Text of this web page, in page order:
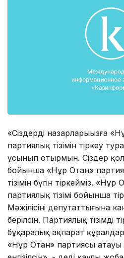
«Сіздердің назарларыңызға
партиялық тізімін тіркеу
ұсынып отырмын. Сіздер
бойынша «Нұр Отан»
тізімін бүгін тіркейміз.
партиялық тізімі бойынша
Мәжілісінің депутаттығына
берілсін. Партиялық тізімді
бұқаралық ақпарат
«Нұр Отан» партиясы атауы